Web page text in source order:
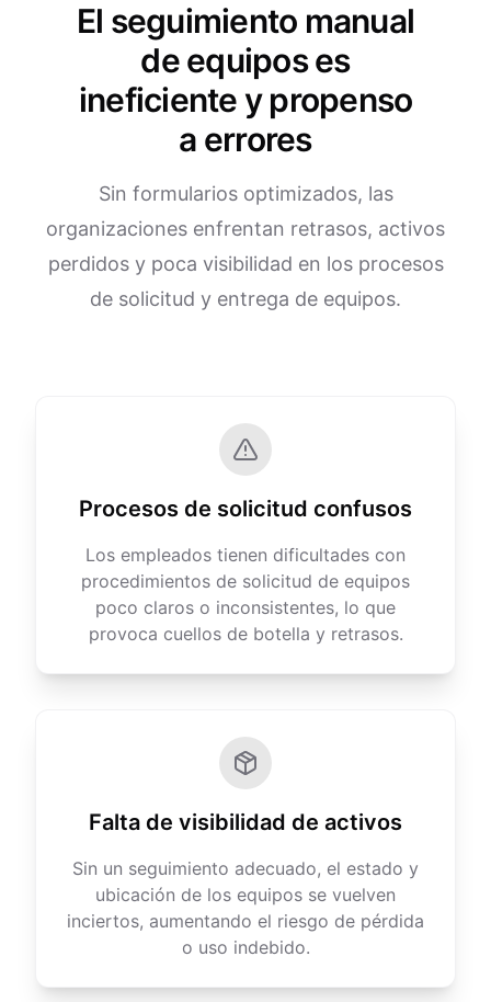
El seguimiento manual
de equipos es
ineficiente y propenso
a errores
Sin formularios optimizados, las
organizaciones enfrentan retrasos, activos
perdidos y poca visibilidad en los procesos
de solicitud y entrega de equipos.
Procesos de solicitud confusos
Los empleados tienen dificultades con
procedimientos de solicitud de equipos
poco claros o inconsistentes, lo que
provoca cuellos de botella y retrasos.
Falta de visibilidad de activos
Sin un seguimiento adecuado, el estado y
ubicación de los equipos se vuelven
inciertos, aumentando el riesgo de pérdida
o uso indebido.